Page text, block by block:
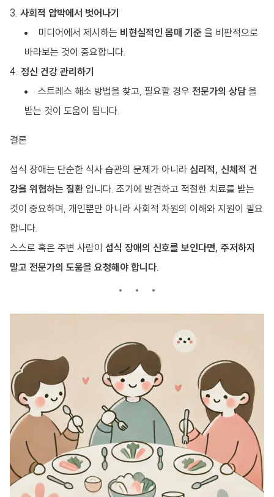
사회적 압박에서 벗어나기
미디어에서 제시하는 비현실적인 몸매 기준 을 비판적으로
바라보는 것이 중요합니다.
정신 건강 관리하기
스트레스 해소 방법을 찾고, 필요할 경우 전문가의 상담 을
받는 것이 도움이 됩니다.
결론
섭식 장애는 단순한 식사 습관의 문제가 아니라 심리적, 신체적 건
강을 위협하는 질환 입니다. 조기에 발견하고 적절한 치료를 받는
것이 중요하며, 개인뿐만 아니라 사회적 차원의 이해와 지원이 필요
합니다.
스스로 혹은 주변 사람이 섭식 장애의 신호를 보인다면, 주저하지
말고 전문가의 도움을 요청해야 합니다.